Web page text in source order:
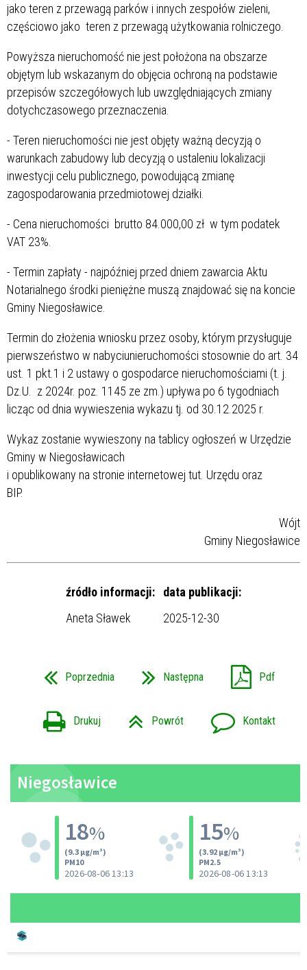
jako teren z przewagą parków i innych zespołów zieleni,
częściowo jako teren z przewagą użytkowania rolniczego.
Powyższa nieruchomość nie jest położona na obszarze
objętym lub wskazanym do objęcia ochroną na podstawie
przepisów szczegółowych lub uwzględniających zmiany
dotychczasowego przeznaczenia.
- Teren nieruchomości nie jest objęty ważną decyzją o
warunkach zabudowy lub decyzją o ustaleniu lokalizacji
inwestycji celu publicznego, powodującą zmianę
zagospodarowania przedmiotowej działki.
- Cena nieruchomości brutto 84.000,00 zł w tym podatek
VAT 23%.
- Termin zapłaty - najpóźniej przed dniem zawarcia Aktu
Notarialnego środki pieniężne muszą znajdować się na koncie
Gminy Niegosławice.
Termin do złożenia wniosku przez osoby, którym przysługuje
pierwszeństwo w nabyciunieruchomości stosownie do art. 34
ust. 1 pkt.1 i 2 ustawy o gospodarce nieruchomościami (t. j.
Dz.U. z 2024r. poz. 1145 ze zm.) upływa po 6 tygodniach
licząc od dnia wywieszenia wykazu tj. od 30.12.2025 r.
Wykaz zostanie wywieszony na tablicy ogłoszeń w Urzędzie
Gminy w Niegosławicach
i opublikowany na stronie internetowej tut. Urzędu oraz
BIP.
Wójt
Gminy Niegosławice
źródło informacji:
data publikacji:
Aneta Sławek
2025-12-30
Poprzednia Następna Pdf
Drukuj Powrót Kontakt